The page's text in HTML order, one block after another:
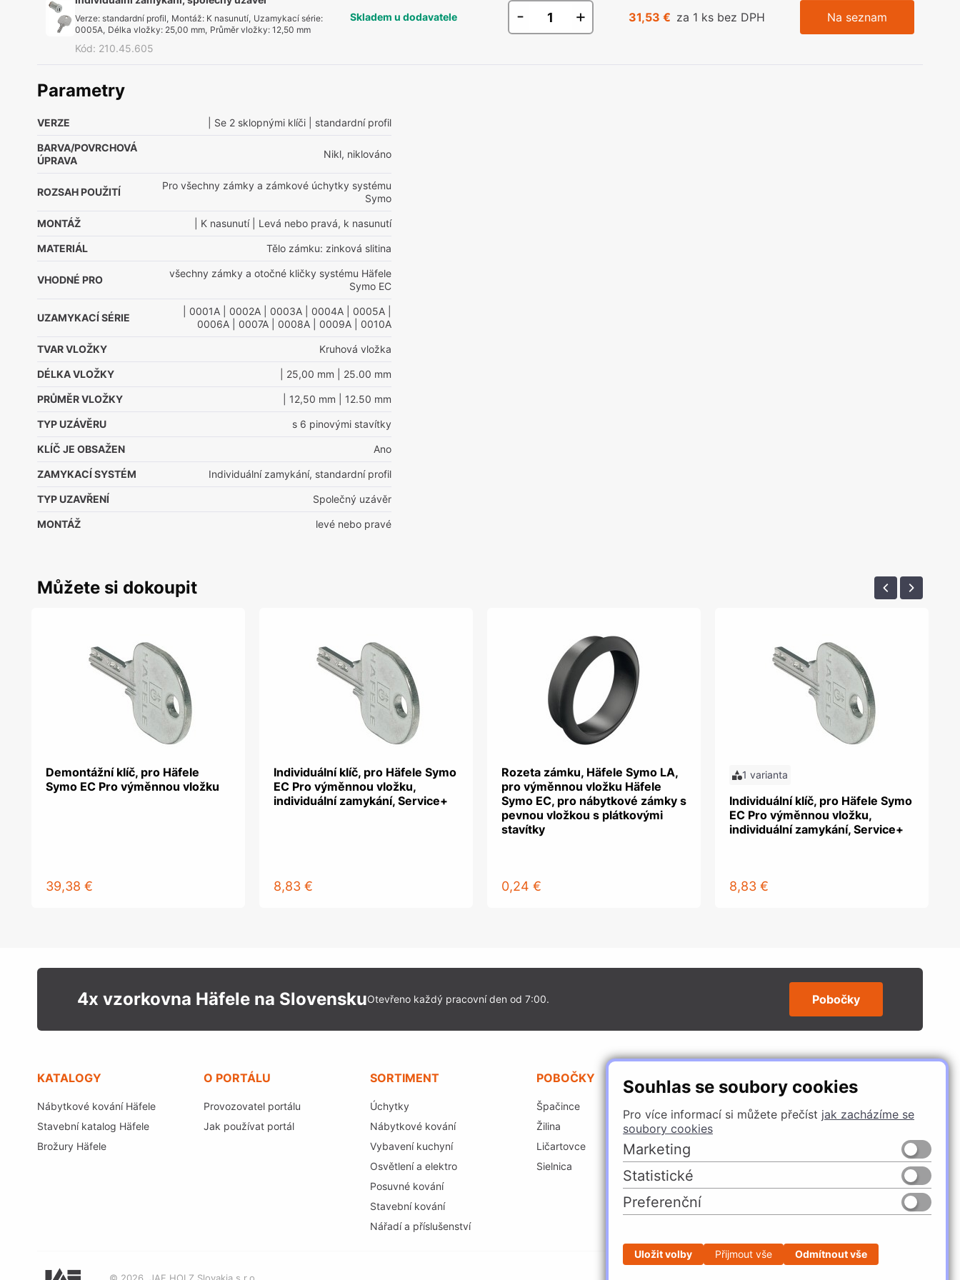
Souhlas se soubory cookies
Pro více informací si můžete přečíst jak zacházíme se
soubory cookies
Marketing
Statistické
Preferenční
Uložit volby Přijmout vše Odmítnout vše
Verze:standardní profil, Montáž: K nasunutí, Uzamykací série:
0005A, Délka vložky: 25,00 mm, Průměr vložky:12,50 mm
Kód: 210.45.605
Skladem u dodavatele - + 31,53 € za 1 ks bez DPH Na seznam
Parametry
VERZE | Se 2 sklopnými klíči | standardní profil
BARVA/POVRCHOVÁ
ÚPRAVA
Nikl, niklováno
ROZSAH POUŽITÍ
Pro všechny zámky a zámkové úchytky systému
Symo
MONTÁŽ | K nasunutí| Levá nebo pravá, k nasunutí
MATERIÁL Tělo zámku: zinková slitina
VHODNÉ PRO
všechny zámky a otočné kličky systému Häfele
Symo EC
UZAMYKACÍ SÉRIE
| 0001A | 0002A | 0003A | 0004A | 0005A
0006A | 0007A | 0008A | 0009A | 0010A
TVAR VLOŽKY Kruhová vložka
DÉLKA VLOŽKY | 25,00 mm | 25.00 mm
PRŮMĚR VLOŽKY | 12,50 mm | 12.50 mm
TYP UZÁVĚRU s 6 pinovými stavítky
KLÍČ JE OBSAŽEN Ano
ZAMYKACÍ SYSTÉM Individuální zamykání, standardní profil
TYP UZAVŘENÍ Společný uzávěr
MONTÁŽ levé nebo pravé
Můžete si dokoupit
Demontážní klíč, pro Häfele
Symo EC Pro výměnnou vložku
39,38 €
Individuální klíč, pro Häfele Symo
EC Pro výměnnou vložku,
individuální zamykání, Service+
8,83 €
Rozeta zámku, Häfele Symo LA,
pro výměnnou vložku Häfele
Symo EC, pro nábytkové zámky s
pevnou vložkou s plátkovými
stavítky
0,24 €
1 varianta
Individuální klíč, pro Häfele Symo
EC Pro výměnnou vložku,
individuální zamykání, Service+
8,83 €
4x vzorkovna Häfele na SlovenskuOtevřeno každý pracovní den od 7:00. Pobočky
KATALOGY
Nábytkové kování Häfele
Stavební katalog Häfele
Brožury Häfele
O PORTÁLU
Provozovatel portálu
Jak používat portál
SORTIMENT
Úchytky
Nábytkové kování
Vybavení kuchyní
Osvětlení a elektro
Posuvné kování
Stavební kování
Nářadí a příslušenství
POBOČKY
Špačince
Žilina
Ličartovce
Sielnica
SLEDUJTE NÁS
Česko Slovensko
© 2026, JAF HOLZ Slovakia s r.o.